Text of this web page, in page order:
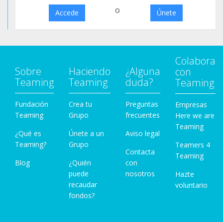
Accede o Únete
Sobre
Teaming
Fundación
Teaming
¿Qué es
Teaming?
Blog
Haciendo
Teaming
Crea tu
Grupo
Únete a un
Grupo
¿Quién
puede
recaudar
fondos?
¿Alguna
duda?
Preguntas
frecuentes
Aviso legal
Contacta
con
nosotros
Colabora
con
Teaming
Empresas
Here we are
Teaming
Teamers 4
Teaming
Hazte
voluntario